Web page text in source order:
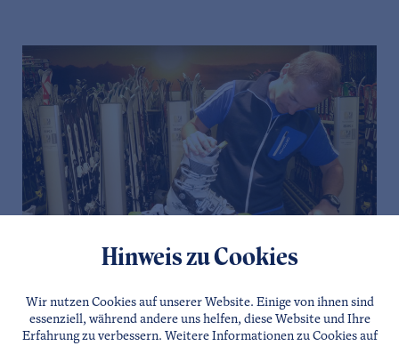
Hinweis zu Cookies
Wir nutzen Cookies auf unserer Website. Einige von ihnen sind
essenziell, während andere uns helfen, diese Website und Ihre
Erfahrung zu verbessern. Weitere Informationen zu Cookies auf